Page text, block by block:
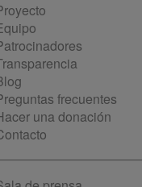
frecuentes
una donación